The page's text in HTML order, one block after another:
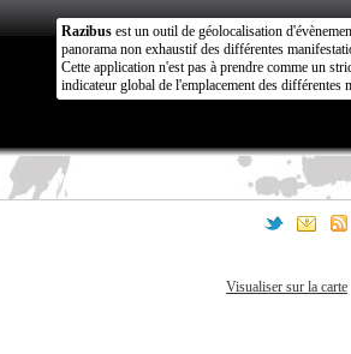
Razibus est un outil de géolocalisation
panorama non exhaustif des différentes
Cette application n'est pas à prendre comme un
indicateur global de l'emplacement des différentes
Visualiser sur la carte